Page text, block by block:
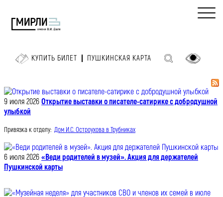
КУПИТЬ БИЛЕТ ПУШКИНСКАЯ КАРТА
9 июля 2026 Открытие выставки о писателе-сатирике с добродушной
улыбкой
Привязка к отделу: Дом И.С. Остроухова в Трубниках
6 июля 2026 «Веди родителей в музей». Акция для держателей
Пушкинской карты